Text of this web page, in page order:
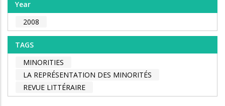
Year
2008
TAGS
MINORITIES
LA REPRÉSENTATION DES MINORITÉS
REVUE LITTÉRAIRE